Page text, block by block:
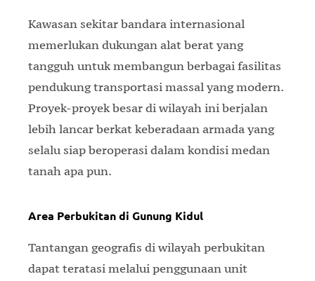
Kawasan sekitar bandara internasional
memerlukan dukungan alat berat yang
tangguh untuk membangun berbagai fasilitas
pendukung transportasi massal yang modern.
Proyek-proyek besar di wilayah ini berjalan
lebih lancar berkat keberadaan armada yang
selalu siap beroperasi dalam kondisi medan
tanah apa pun.
Area Perbukitan di Gunung Kidul
Tantangan geografis di wilayah perbukitan
dapat teratasi melalui penggunaan unit